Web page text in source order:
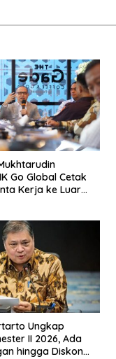
Go Global Cetak
Kerja ke Luar
Ungkap
II 2026, Ada
hingga Diskon